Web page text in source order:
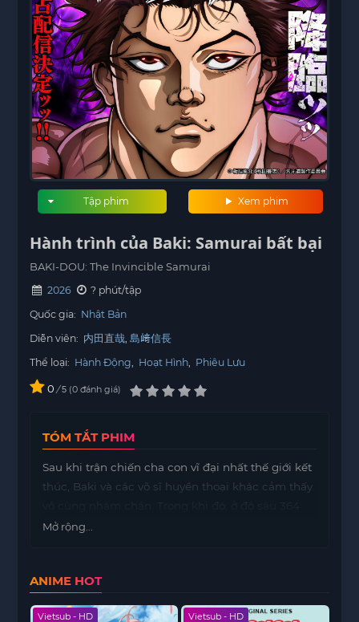
Xem phim
Tập phim
Hành trình của Baki: Samurai bất bại
BAKI-DOU: The Invincible Samurai
2026
? phút/tập
Quốc gia: Nhật Bản
Diễn viên: 内田直哉 島﨑信長
Thể loại: Hành Động Hoạt Hình Phiêu Lưu
0 / 5 0 đánh giá
TÓM TẮT PHIM
Sau khi trận chiến cha con vĩ đại nhất thế giới kết
thúc, Baki và các võ sĩ huyền thoại khác cảm thấy
mét bên dưới Tháp Tokyo Skytree, một kế hoạch bí
thời hiện đại, mối đe dọa mới đáng sợ này sử
Mở rộng...
ANIME HOT
Vietsub - HD Vietsub - HD